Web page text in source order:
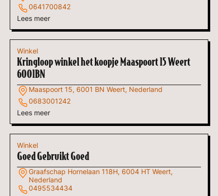
0641700842
Lees meer
Winkel
Kringloop winkel het koopje Maaspoort 15 Weert
6001BN
Maaspoort 15, 6001 BN Weert, Nederland
0683001242
Lees meer
Winkel
Goed Gebruikt Goed
Graafschap Hornelaan 118H, 6004 HT Weert,
Nederland
0495534434